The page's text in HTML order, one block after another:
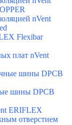
nVent
Flexibar
плат nVent
шины DPCB
шины DPCB
ERIFLEX
отверстием